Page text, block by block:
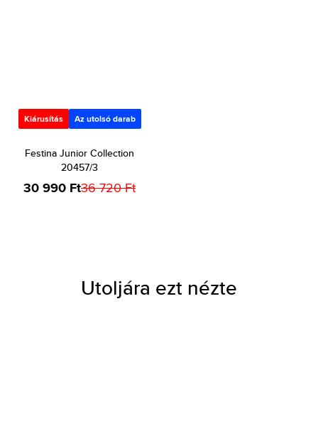
Kiárusítás Az utolsó darab
Festina Junior Collection
20457/3
30 990 Ft36 720 Ft
Utoljára ezt nézte